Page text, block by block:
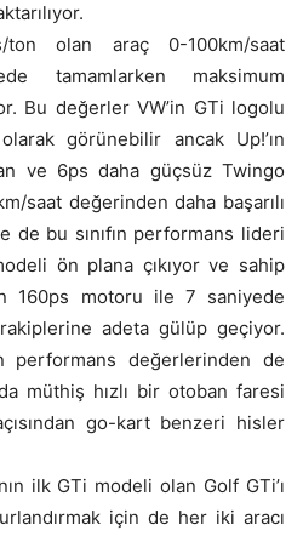
ton olan araç 0-100km/saat
tamamlarken maksimum
Bu değerler VW’in GTi logolu
görünebilir ancak Up!’ın
ve 6ps daha güçsüz Twingo
saat değerinden daha başarılı
de bu sınıfın performans lideri
ön plana çıkıyor ve sahip
160ps motoru ile 7 saniyede
rakiplerine adeta gülüp geçiyor.
performans değerlerinden de
müthiş hızlı bir otoban faresi
go-kart benzeri hisler
ilk GTi modeli olan Golf GTi’ı
için de her iki aracı